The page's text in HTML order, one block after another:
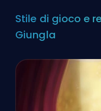
Stile di gioco e
Giungla